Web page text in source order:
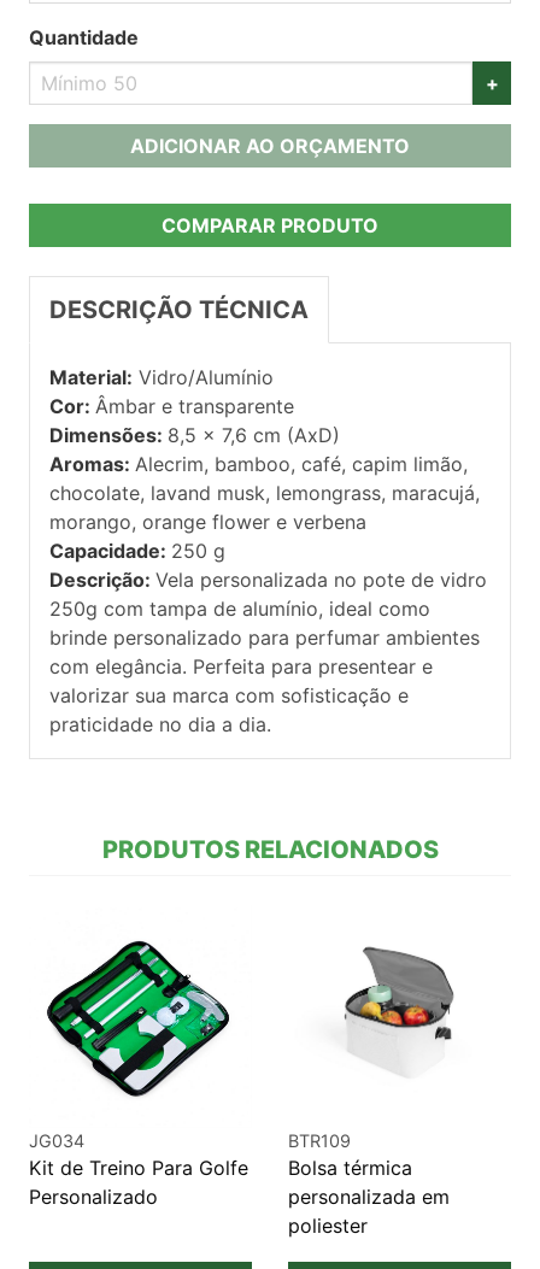
Quantidade
+
ADICIONAR AO ORÇAMENTO
COMPARAR PRODUTO
DESCRIÇÃO TÉCNICA
Material: Vidro/Alumínio
Cor: Âmbar e transparente
Dimensões: 8,5 x 7,6 cm (AxD)
Aromas: Alecrim, bamboo, café, capim limão,
chocolate, lavand musk, lemongrass, maracujá,
morango, orange flower e verbena
Capacidade: 250 g
Descrição: Vela personalizada no pote de vidro
250g com tampa de alumínio, ideal como
brinde personalizado para perfumar ambientes
com elegância. Perfeita para presentear e
valorizar sua marca com sofisticação e
praticidade no dia a dia.
PRODUTOS RELACIONADOS
JG034
Kit de Treino Para Golfe
Personalizado
BTR109
Bolsa térmica
personalizada em
poliester